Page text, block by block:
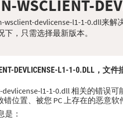
WSCLIENT-
wsclient-devlicense-l1-1-0.dll来
，只需选择最新版本。
DEVLICENSE-L1-1-0.DLL， 文件
devlicense-l1-1-0.dll 相关的错误
错位置、被您 PC 上存在的恶意软
是：